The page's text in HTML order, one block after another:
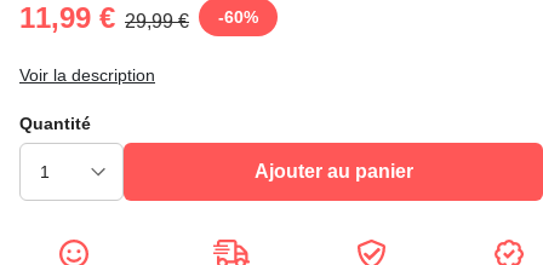
11,99 € 29,99 € -60%
Voir la description
Quantité
Ajouter au panier